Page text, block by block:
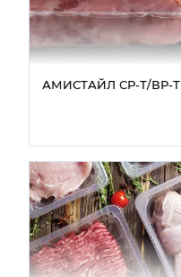
АМИСТАЙЛ СР‑Т/ВР‑Т